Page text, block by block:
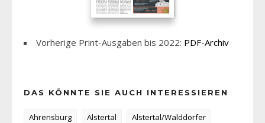
Vorherige Print-Ausgaben bis 2022: PDF-Archiv
DAS KÖNNTE SIE AUCH INTERESSIEREN
Ahrensburg Alstertal
Alstertal/Walddörfer